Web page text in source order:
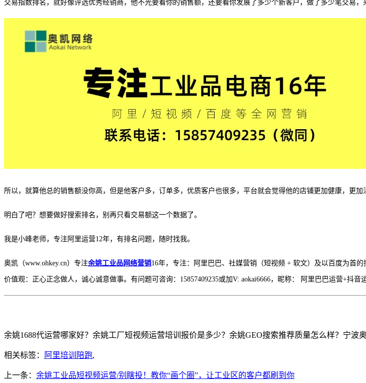
交易指数排名，就好像评选优秀经销商，他不光要看你的销售额，还要看你发展了多少个新客户，做了多少笔交易
所以，就算他总的销售额没你高，但是他客户多，订单多，优质客户也很多，平台就会觉得他的店铺更加健康，更加
明白了吧？想要做好搜索排名，别再只看交易额这一个数据了。
我是小峰老师，专注阿里运营12年，有排名问题，随时找我。
奥凯（www.ohkey.cn）专注余姚工业品网络营销16年，专注：阿里巴巴、社媒营销（短视频 + 软文）及以百度为首
价值观：正心正念做人，诚心诚意做事。有问题可咨询：15857409235或加V: aokai6666，昵称： 阿里巴巴运营+抖音
余姚1688代运营哪家好？余姚工厂短视频运营培训报价是多少？余姚GEO搜索推荐质量怎么样？宁波
相关标签： 阿里培训陪跑,
上一条： 余姚工业品短视频运营/别瞎投！教你“画个圈”，让工业区的客户都刷到你